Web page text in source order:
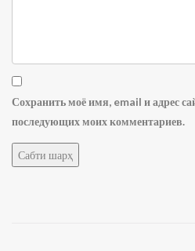
Сохранить моё имя, email и адрес
последующих моих комментариев.